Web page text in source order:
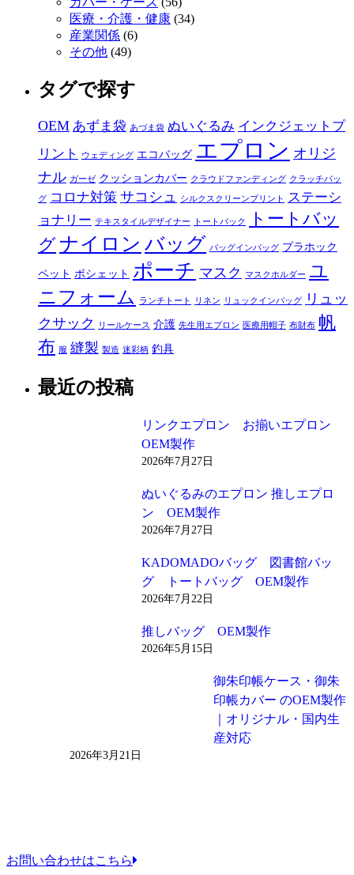
医療・介護・健康 (34)
産業関係 (6)
その他 (49)
タグで探す
OEM あずま袋 あづま袋 ぬいぐるみ インクジェットプ
リント
ウェディング エコバッグ エプロン オリジ
ナル ガーゼ クッションカバー クラウドファンディング クラッチバッ
グ コロナ対策 サコシュ シルクスクリーンプリント
ステーシ
ョナリー テキスタイルデザイナー トートバック
トートバッ
グナイロン バッグ バッグインバッグ プラホック
ペット ポシェット ポーチ マスク マスクホルダー ユ
ニフォーム
ランチトート リネン リュックインバッグ
リュッ
クサック
リールケース 介護 先生用エプロン 医療用帽子 布財布 帆
布 服 縫製 製造 迷彩柄 釣具
最近の投稿
リンクエプロン お揃いエプロン
OEM製作
2026年7月27日
ぬいぐるみのエプロン 推しエプロ
ン OEM製作
2026年7月27日
KADOMADOバッグ 図書館バッ
グ トートバッグ OEM製作
2026年7月22日
推しバッグ OEM製作
2026年5月15日
御朱印帳ケース・御朱
印帳カバー のOEM製作
｜オリジナル・国内生
産対応
2026年3月21日
お問い合わせはこちら